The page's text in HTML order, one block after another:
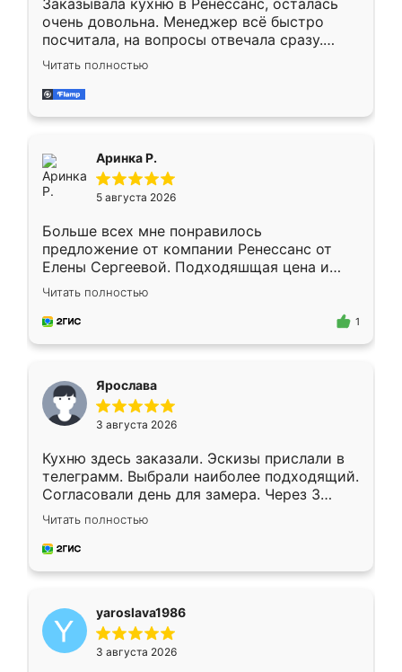
Заказывала кухню в Ренессанс, осталась
очень довольна. Менеджер всё быстро
посчитала, на вопросы отвечала сразу.
Замерщик приехал в субботу, подошёл к
делу со всей ответственностью. Собрали
за день, ребята работали аккуратно, даже
Читать полностью
Аринка Р.
5 августа 2026
Больше всех мне понравилось
предложение от компании Ренессанс от
Елены Сергеевой. Подходяшщая цена и
короткие сроки изготовления. Приехавший
для замера сотрудник Владислав
предложил по моему эскизу самый
Читать полностью
1
Ярослава
3 августа 2026
Кухню здесь заказали. Эскизы прислали в
телеграмм. Выбрали наиболее подходящий.
Согласовали день для замера. Через 3
недели кухня была уже готова. Остались
довольны работой. Спасибо Ренессанс
мебель за качественную работу!
Читать полностью
yaroslava1986
3 августа 2026